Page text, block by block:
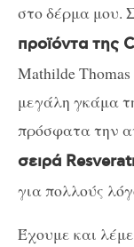
στο δέρμα μου.
προϊόντα της
Mathilde
μεγάλη γκάμα
πρόσφατα την
σειρά
για πολλούς
Έχουμε και